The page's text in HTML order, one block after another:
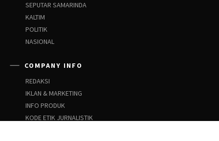
SEPUTAR SAMARINDA
KALTIM
POLITIK
NASIONAL
COMPANY INFO
REDAKSI
IKLAN & MARKETING
INFO PRODUK
KODE ETIK JURNALISTIK